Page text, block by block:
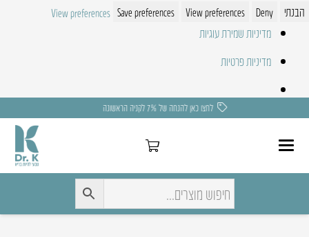
הבנתי
Deny
View preferences
Save preferences
View preferences
מדיניות שמירת עוגיות
מדיניות פרטיות
משלוח חינם בקניה מעל 275 ₪